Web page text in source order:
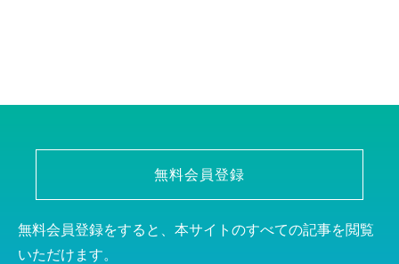
無料会員登録
無料会員登録をすると、本サイトのすべての記事を閲覧
いただけます。